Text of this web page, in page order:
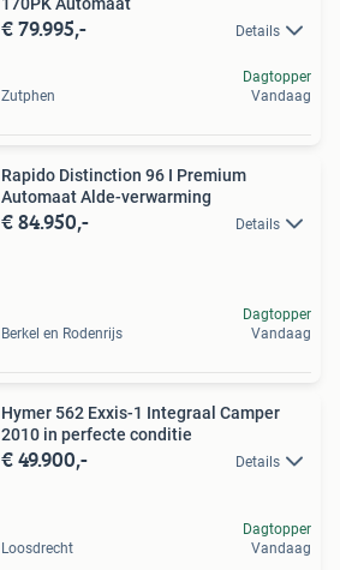
€ 79.995,- Details
Zutphen
Dagtopper
Vandaag
Rapido Distinction 96 I Premium
Automaat Alde-verwarming
€ 84.950,- Details
Berkel en Rodenrijs
Dagtopper
Vandaag
Hymer 562 Exxis-1 Integraal Camper
2010 in perfecte conditie
€ 49.900,- Details
Loosdrecht
Dagtopper
Vandaag